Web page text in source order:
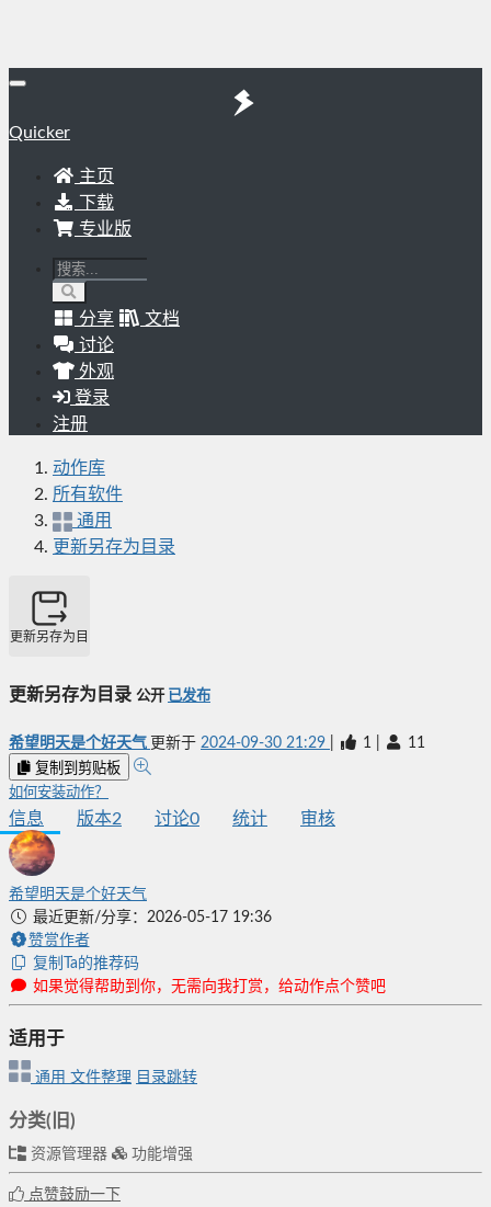
Quicker
主页
下载
专业版
分享
文档
讨论
外观
登录
注册
动作库
所有软件
通用
更新另存为目录
更新另存为目录
更新另存为目录 公开 已发布
希望明天是个好天气 更新于 2024-09-30 21:29 1 11
复制到剪贴板
如何安装动作？
信息 版本2 讨论0 统计 审核
希望明天是个好天气
最近更新/分享：2026-05-17 19:36
赞赏作者
复制Ta的推荐码
如果觉得帮助到你，无需向我打赏，给动作点个赞吧
适用于
通用 文件整理 目录跳转
分类(旧)
资源管理器 功能增强
点赞鼓励一下